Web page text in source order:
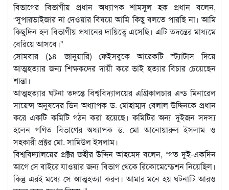
বিভাগের বিভাগীয় প্রধান অধ্যাপক শামসুল হক প্রধান বলেন,
“সুপারভাইজার না দেওয়ার বিষয়ে আমি কিছু বলতে পারছি না। আমি
কিছুদিন হল বিভাগীয় প্রধানের দায়িত্বে এসেছি। এটি তদন্তের মাধ্যমে
বেরিয়ে আসবে।”
সোমবার (১৪ জানুয়ারি) ফেইসবুকে আরেকটি স্ট্যাটাস দিয়ে
আত্মহত্যার জন্য শিক্ষকদের দায়ী করে ভাই হত্যার বিচার চেয়েছেন
শান্তা।
আত্মহত্যার ঘটনা তদন্তে বিশ্ববিদ্যালয়ের এগ্রিকালচার এন্ড মিনারেল
সায়েন্স অনুষদের ডিন অধ্যাপক ড. মোহাম্মদ বেলাল উদ্দিনকে প্রধান
করে একটি কমিটি গঠন করা হয়েছে। কমিটির অন্য দুইজন সদস্য
হলেন গণিত বিভাগের অধ্যাপক ড. মো আনোয়ারুল ইসলাম ও
সহকারী প্রক্টর মো. সামিউল ইসলাম।
বিশ্ববিদ্যালয়ের প্রক্টর জহীর উদ্দিন আহমেদ বলেন, “গত দুই-একদিন
আগে সে বাইরে যাওয়ার জন্য বিভাগ থেকে রিকোমেন্ডেশন নিয়েছিল।
কিন্তু এরই মধ্যে সে আত্মহত্যা করল। আমার মনে হয় ঘটনাটি আরও